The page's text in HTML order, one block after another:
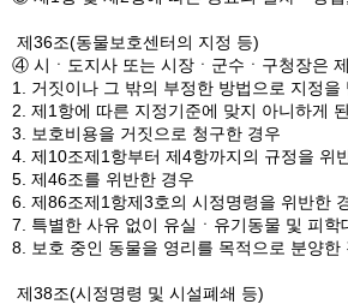
제36조(동물보호센터의 지정 등)
④ 시ㆍ도지사 또는 시장ㆍ군수ㆍ구청장은
1. 거짓이나 그 밖의 부정한 방법으로 지정을
2. 제1항에 따른 지정기준에 맞지 아니하게
3. 보호비용을 거짓으로 청구한 경우
4. 제10조제1항부터 제4항까지의 규정을 위
5. 제46조를 위반한 경우
6. 제86조제1항제3호의 시정명령을 위반한
7. 특별한 사유 없이 유실ㆍ유기동물 및 피
8. 보호 중인 동물을 영리를 목적으로 분양한
제38조(시정명령 및 시설폐쇄 등)